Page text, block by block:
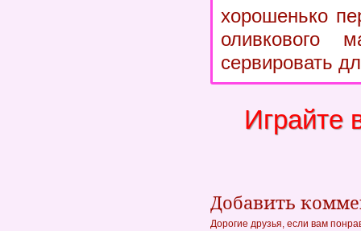
хорошенько
оливкового
сервировать
Играйте
Добавить
Дорогие друзья, если вам